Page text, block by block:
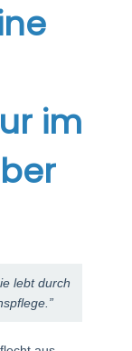
im
lebt durch